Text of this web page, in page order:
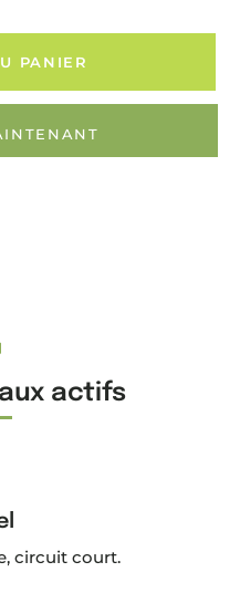
PANIER
actifs
circuit court.